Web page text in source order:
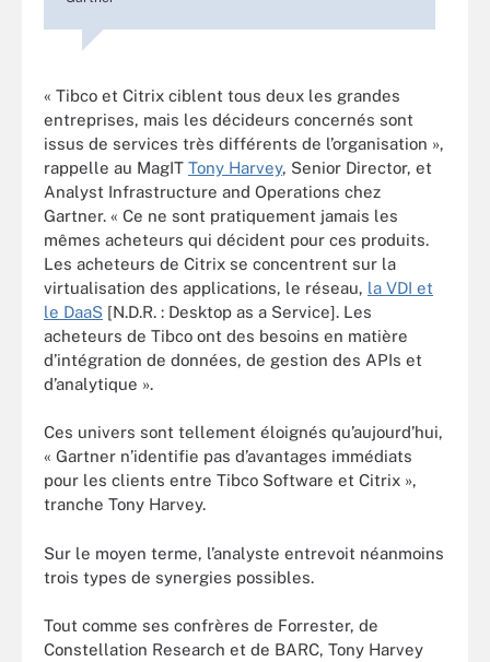
« Tibco et Citrix ciblent tous deux les grandes
entreprises, mais les décideurs concernés sont
issus de services très différents de l’organisation »,
rappelle au MagIT Tony Harvey, Senior Director, et
Analyst Infrastructure and Operations chez
Gartner. « Ce ne sont pratiquement jamais les
mêmes acheteurs qui décident pour ces produits.
Les acheteurs de Citrix se concentrent sur la
virtualisation des applications, le réseau, la VDI et
le DaaS [N.D.R. : Desktop as a Service]. Les
acheteurs de Tibco ont des besoins en matière
d’intégration de données, de gestion des APIs et
d’analytique ».
Ces univers sont tellement éloignés qu’aujourd’hui,
« Gartner n’identifie pas d’avantages immédiats
pour les clients entre Tibco Software et Citrix »,
tranche Tony Harvey.
Sur le moyen terme, l’analyste entrevoit néanmoins
trois types de synergies possibles.
Tout comme ses confrères de Forrester, de
Constellation Research et de BARC, Tony Harvey